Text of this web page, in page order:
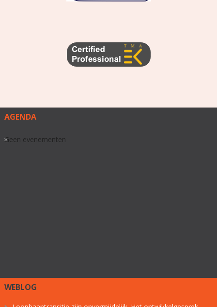
AGENDA
Geen evenementen
WEBLOG